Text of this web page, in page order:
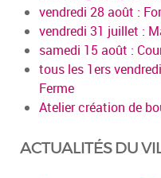
vendredi 28 août :
vendredi 31 juillet :
samedi 15 août :
tous les 1ers
Ferme
Atelier création de
ACTUALITÉS DU